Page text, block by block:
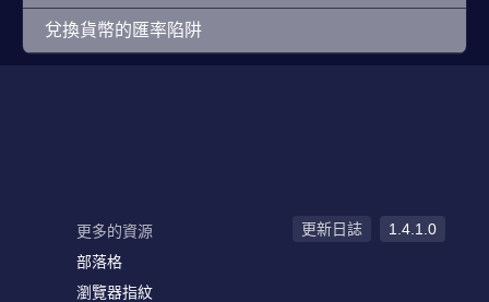
兌換貨幣的匯率陷阱
更多的資源
部落格
瀏覽器指紋
更新日誌 1.4.1.0